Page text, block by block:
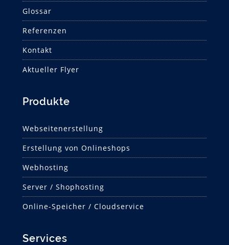
Glossar
Referenzen
Kontakt
Aktueller Flyer
Produkte
Webseitenerstellung
Erstellung von Onlineshops
Webhosting
Server / Shophosting
Online-Speicher / Cloudservice
Services